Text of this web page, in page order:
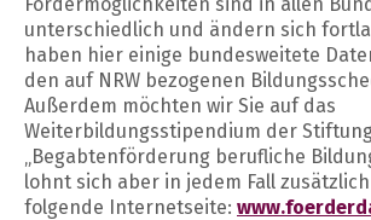
unterschiedlich und ändern sich
haben hier einige bundesweitete
den auf NRW bezogenen
Außerdem möchten wir Sie auf das
Weiterbildungsstipendium der
„Begabtenförderung berufliche
lohnt sich aber in jedem Fall
folgende Internetseite: